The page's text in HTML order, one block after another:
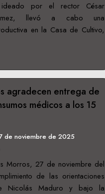
por el rector César
llevó a cabo una
en la Casa de Cultivo,
agradecen entrega de
médicos a los 15
de noviembre de 2025
Morros, 27 de noviembre del
de las orientaciones
Nicolás Maduro y bajo la